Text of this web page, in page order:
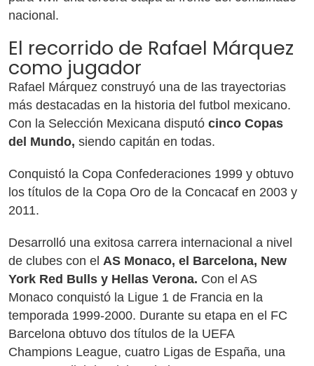
nacional.
El recorrido de Rafael Márquez
como jugador
Rafael Márquez construyó una de las trayectorias
más destacadas en la historia del futbol mexicano.
Con la Selección Mexicana disputó cinco Copas
del Mundo, siendo capitán en todas.
Conquistó la Copa Confederaciones 1999 y obtuvo
los títulos de la Copa Oro de la Concacaf en 2003 y
2011.
Desarrolló una exitosa carrera internacional a nivel
de clubes con el AS Monaco, el Barcelona, New
York Red Bulls y Hellas Verona. Con el AS
Monaco conquistó la Ligue 1 de Francia en la
temporada 1999-2000. Durante su etapa en el FC
Barcelona obtuvo dos títulos de la UEFA
Champions League, cuatro Ligas de España, una